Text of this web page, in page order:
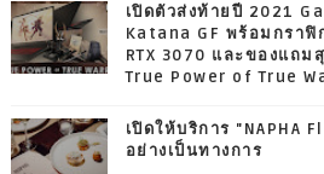
เปิดตัวส่งท้ายปี 2021
Katana GF พร้อมกราฟิ
RTX 3070 และของแถ
True Power of True
เปิดให้บริการ "NAPHA
อย่างเป็นทางการ